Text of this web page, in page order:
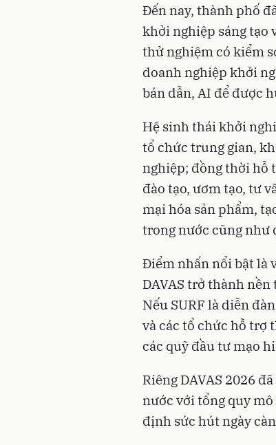
Đến nay, thành phố
khởi nghiệp sáng tạo
thử nghiệm có kiểm
doanh nghiệp khởi
bán dẫn, AI để được
Hệ sinh thái khởi
tổ chức trung gian,
nghiệp; đồng thời hỗ
đào tạo, ươm tạo, tư
mại hóa sản phẩm,
trong nước cũng như
Điểm nhấn nổi bật là
DAVAS trở thành
Nếu SURF là diễn
và các tổ chức hỗ trợ
các quỹ đầu tư mạo
Riêng DAVAS 2026
nước với tổng quy
định sức hút ngày